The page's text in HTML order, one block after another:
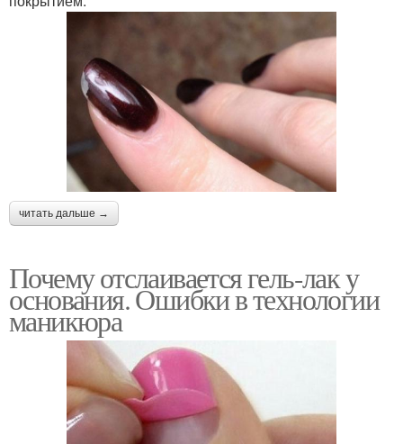
читать дальше →
Почему отслаивается гель-лак у
основания. Ошибки в технологии
маникюра